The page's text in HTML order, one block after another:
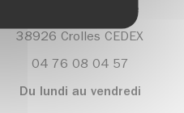
390, rue Henri Fabre
38926 Crolles CEDEX
04 76 08 04 57
Du lundi au vendredi